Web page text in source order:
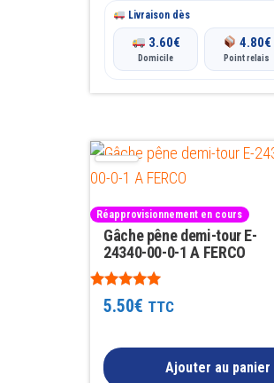
Livraison dès
3.60€
Domicile
4.80€
Point relais
Réapprovisionnement en cours
Gâche pêne demi-tour E-
24340-00-0-1 A FERCO
Note
5.00
5.50€ TTC
Ajouter au panier